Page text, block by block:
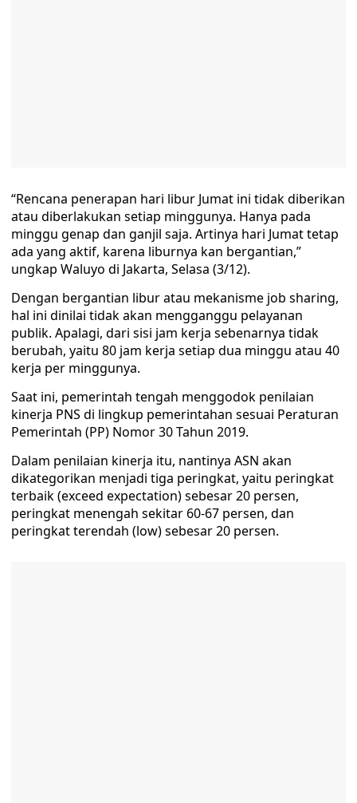
“Rencana penerapan hari libur Jumat ini tidak diberikan
atau diberlakukan setiap minggunya. Hanya pada
minggu genap dan ganjil saja. Artinya hari Jumat tetap
ada yang aktif, karena liburnya kan bergantian,”
ungkap Waluyo di Jakarta, Selasa (3/12).
Dengan bergantian libur atau mekanisme job sharing,
hal ini dinilai tidak akan mengganggu pelayanan
publik. Apalagi, dari sisi jam kerja sebenarnya tidak
berubah, yaitu 80 jam kerja setiap dua minggu atau 40
kerja per minggunya.
Saat ini, pemerintah tengah menggodok penilaian
kinerja PNS di lingkup pemerintahan sesuai Peraturan
Pemerintah (PP) Nomor 30 Tahun 2019.
Dalam penilaian kinerja itu, nantinya ASN akan
dikategorikan menjadi tiga peringkat, yaitu peringkat
terbaik (exceed expectation) sebesar 20 persen,
peringkat menengah sekitar 60-67 persen, dan
peringkat terendah (low) sebesar 20 persen.